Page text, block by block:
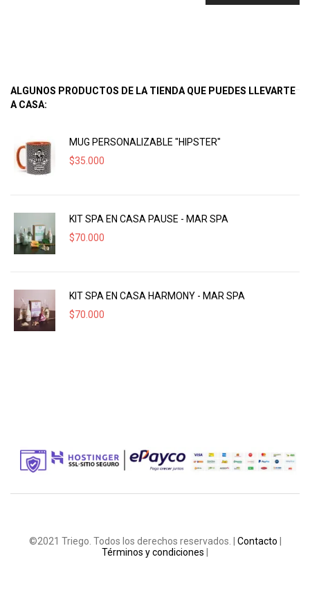
ALGUNOS PRODUCTOS DE LA TIENDA QUE PUEDES LLEVARTE
A CASA:
MUG PERSONALIZABLE "HIPSTER"
$35.000
KIT SPA EN CASA PAUSE - MAR SPA
$70.000
KIT SPA EN CASA HARMONY - MAR SPA
$70.000
©2021 Triego. Todos los derechos reservados. | Contacto
Términos y condiciones